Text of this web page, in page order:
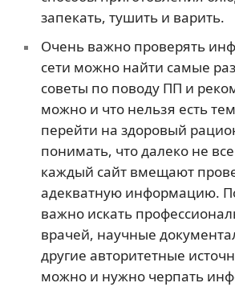
запекать, тушить и варить.
Очень важно проверять
сети можно найти самые
советы по поводу ПП и
можно и что нельзя есть
перейти на здоровый
понимать, что далеко не
каждый сайт вмещают
адекватную информацию.
важно искать
врачей, научные
другие авторитетные
можно и нужно черпать